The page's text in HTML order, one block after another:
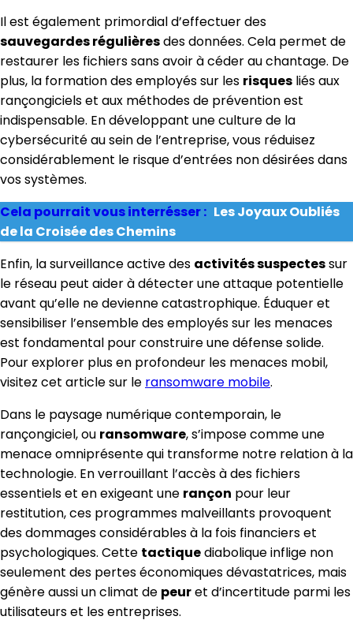
Il est également primordial d’effectuer des
sauvegardes régulièresdes données. Cela permet de
restaurer les fichiers sans avoir à céder au chantage. De
plus, la formation des employés sur les risques liés aux
rançongiciels et aux méthodes de prévention est
indispensable. En développant une culture de la
cybersécurité au sein de l’entreprise, vous réduisez
considérablement le risque d’entrées non désirées dans
vos systèmes.
Cela pourrait vous interrésser : Les Joyaux Oubliés
de la Croisée des Chemins
Enfin, la surveillance active des activités suspectessur
le réseau peut aider à détecter une attaque potentielle
avant qu’elle ne devienne catastrophique. Éduquer et
sensibiliser l’ensemble des employés sur les menaces
est fondamental pour construire une défense solide.
Pour explorer plus en profondeur les menaces mobil,
visitez cet article sur le ransomware mobile.
Dans le paysage numérique contemporain, le
rançongiciel, ou ransomware, s’impose comme une
menace omniprésente qui transforme notre relation à la
technologie. En verrouillant l’accès à des fichiers
essentiels et en exigeant une rançon pour leur
restitution, ces programmes malveillants provoquent
des dommages considérables à la fois financiers et
psychologiques. Cette tactiquediabolique inflige non
seulement des pertes économiques dévastatrices, mais
génère aussi un climat de peuret d’incertitude parmi les
utilisateurs et les entreprises.